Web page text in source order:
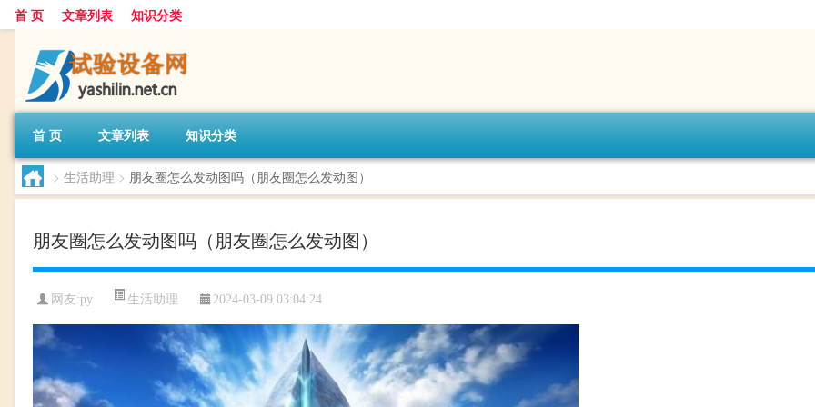
首 页 文章列表 知识分类
首 页 文章列表 知识分类
> 生活助理 > 朋友圈怎么发动图吗（朋友圈怎么发动图）
朋友圈怎么发动图吗（朋友圈怎么发动图）
网友:py 生活助理 2024-03-09 03:04:24